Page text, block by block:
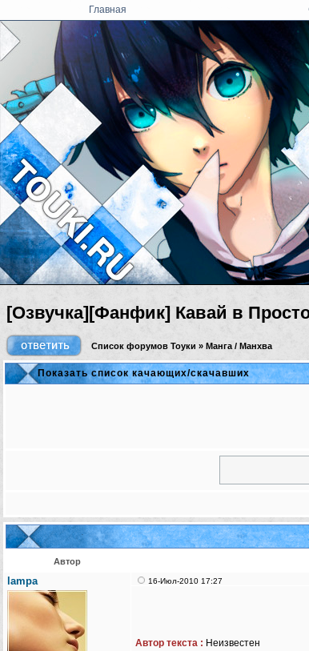
Главная
[Озвучка][Фанфик] Кавай в
Список форумов Тоуки » Манга / Манхва
Показать список качающих/скачавших
Автор
lampa 16-Июл-2010 17:27
Автор текста : Неизвестен